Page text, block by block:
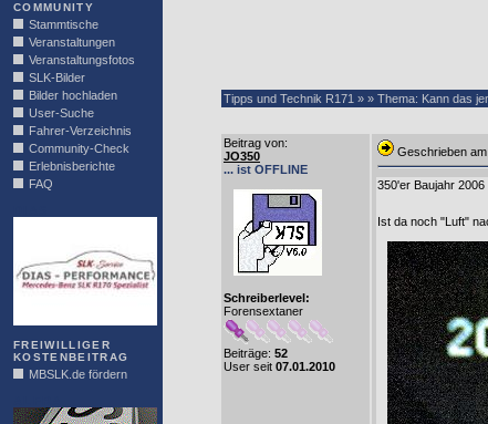
COMMUNITY
Stammtische
Veranstaltungen
Veranstaltungsfotos
SLK-Bilder
Bilder hochladen
User-Suche
Fahrer-Verzeichnis
Community-Check
Erlebnisberichte
FAQ
FREIWILLIGER
KOSTENBEITRAG
MBSLK.de fördern
Tipps und Technik R171 » » Thema: Kann das
Beitrag von:
JO350
... ist OFFLINE
Schreiberlevel:
Forensextaner
Beiträge: 52
User seit 07.01.2010
Geschrieben
350'er Baujahr 2006
Ist da noch "Luft"